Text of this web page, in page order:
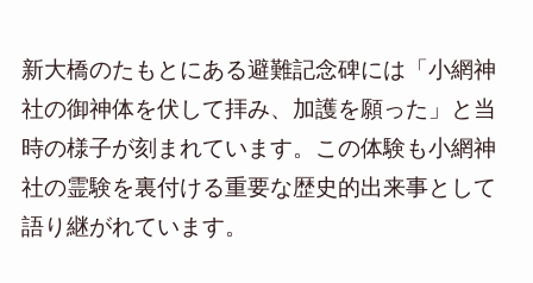
新大橋のたもとにある避難記念碑には「小網神
社の御神体を伏して拝み、加護を願った」と当
時の様子が刻まれています。この体験も小網神
社の霊験を裏付ける重要な歴史的出来事として
語り継がれています。